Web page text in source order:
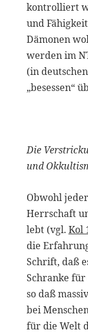
kontrolliert
und
Dämonen
werden im
(in
„besessen“
Die
und
Obwohl
Herrschaft
lebt (vgl. Kol
die
Schrift, daß
Schranke
so daß
bei
für die Welt